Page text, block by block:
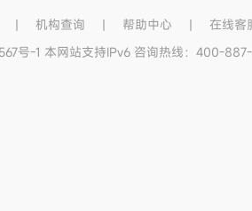
丨 机构查询 丨 帮助中心 丨 在线客
号-1 本网站支持IPv6 咨询热线：400-